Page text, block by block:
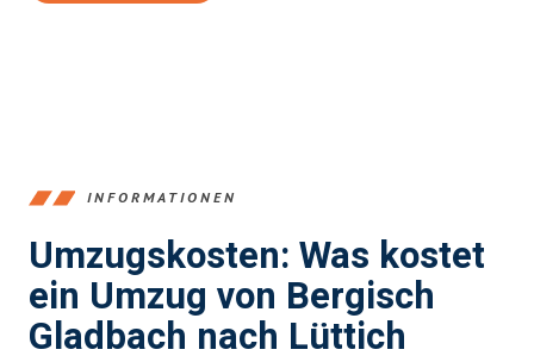
INFORMATIONEN
Umzugskosten: Was kostet
ein Umzug von Bergisch
Gladbach nach Lüttich